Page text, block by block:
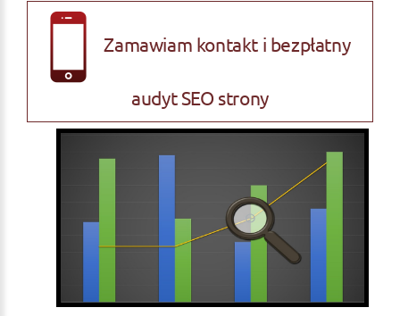
Zamawiam kontakt i bezpłatny
audyt SEO strony